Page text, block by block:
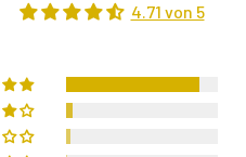
4.71 von 5